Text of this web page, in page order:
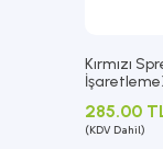
Kırmızı
285.00
(KDV Dahil)